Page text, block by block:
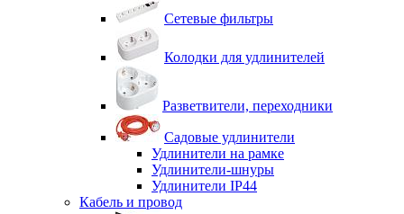
Сетевые фильтры
Колодки для удлинителей
Разветвители, переходники
Садовые удлинители
Удлинители на рамке
Удлинители-шнуры
Удлинители IP44
Кабель и провод